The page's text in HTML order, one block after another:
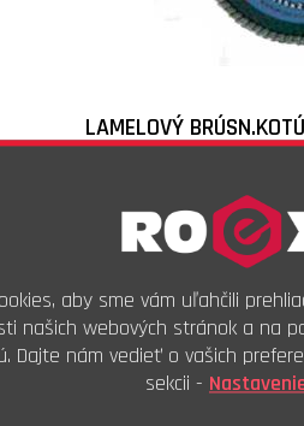
LAMELOVÝ
Skladové číslo:
3,29€s
2,74
Ks
Kúpiť
aby sme vám uľahčili
našich webových stránok a na
Dajte nám vedieť o vašich
sekcii -